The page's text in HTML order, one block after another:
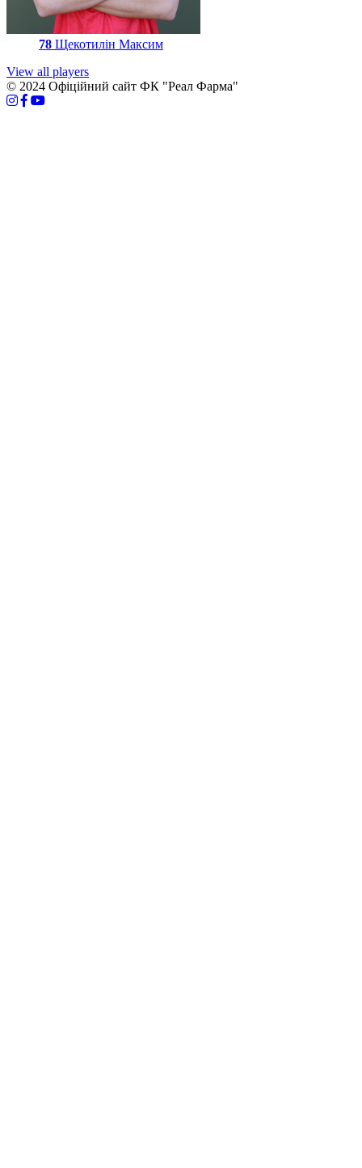
78 Щекотилін Максим
View all players
© 2024 Офіційний сайт ФК "Реал Фарма"